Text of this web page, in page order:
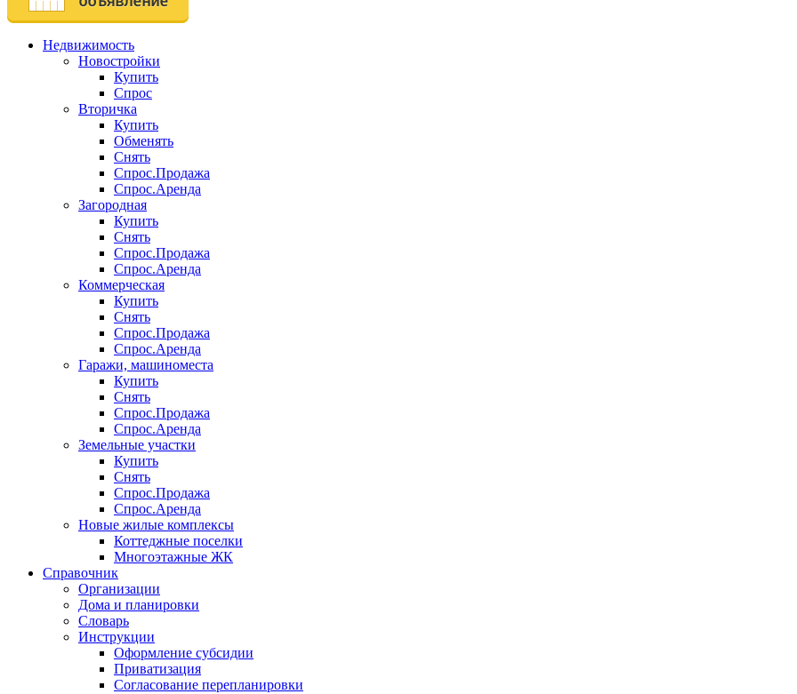
Недвижимость
Новостройки
Купить
Спрос
Вторичка
Купить
Обменять
Снять
Спрос.Продажа
Спрос.Аренда
Загородная
Купить
Снять
Спрос.Продажа
Спрос.Аренда
Коммерческая
Купить
Снять
Спрос.Продажа
Спрос.Аренда
Гаражи, машиноместа
Купить
Снять
Спрос.Продажа
Спрос.Аренда
Земельные участки
Купить
Снять
Спрос.Продажа
Спрос.Аренда
Новые жилые комплексы
Коттеджные поселки
Многоэтажные ЖК
Справочник
Организации
Дома и планировки
Словарь
Инструкции
Оформление субсидии
Приватизация
Согласование перепланировки